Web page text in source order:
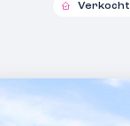
Verkocht